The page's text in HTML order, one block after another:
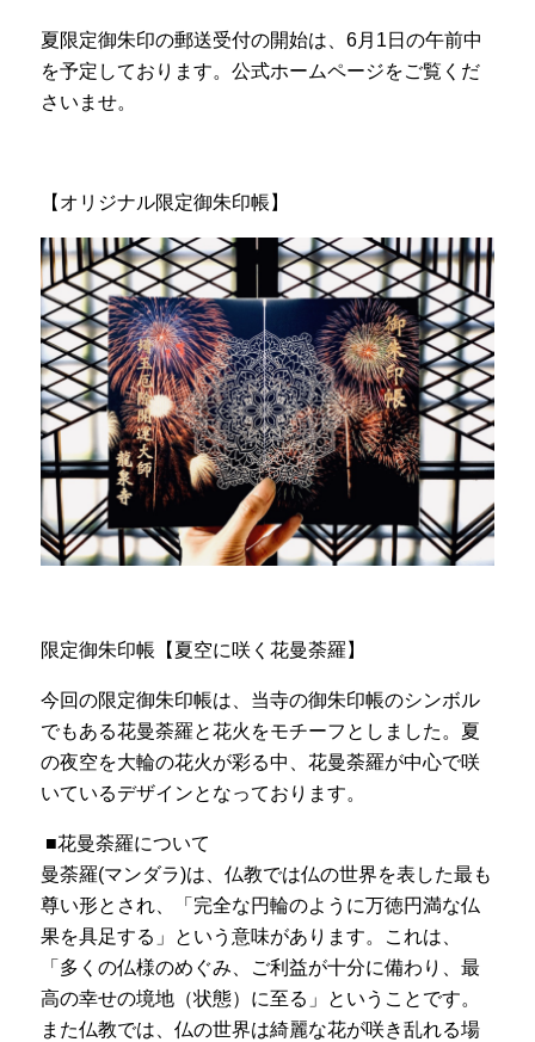
夏限定御朱印の郵送受付の開始は、6月1日の午前中
を予定しております。公式ホームページをご覧くだ
さいませ。
【オリジナル限定御朱印帳】
限定御朱印帳【夏空に咲く花曼荼羅】
ㅤ今回の限定御朱印帳は、当寺の御朱印帳のシンボル
でもある花曼荼羅と花火をモチーフとしました。 夏
の夜空を大輪の花火が彩る中、花曼荼羅が中心で咲
いているデザインとなっております。
■花曼荼羅について
曼荼羅(マンダラ)は、仏教では仏の世界を表した最も
尊い形とされ、「完全な円輪のように万徳円満な仏
果を具足する」という意味があります。これは、
「多くの仏様のめぐみ、ご利益が十分に備わり、最
高の幸せの境地（状態）に至る」ということです。
また仏教では、仏の世界は綺麗な花が咲き乱れる場